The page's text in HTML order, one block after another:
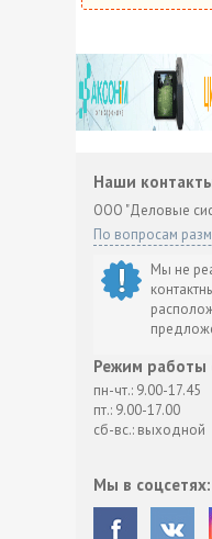
Наши
ООО "Деловые
По вопросам
Мы не
Режим работы
пн-чт.: 9.00-17.45
пт.: 9.00-17.00
сб-вс.: выходной
Мы в соцсетях: